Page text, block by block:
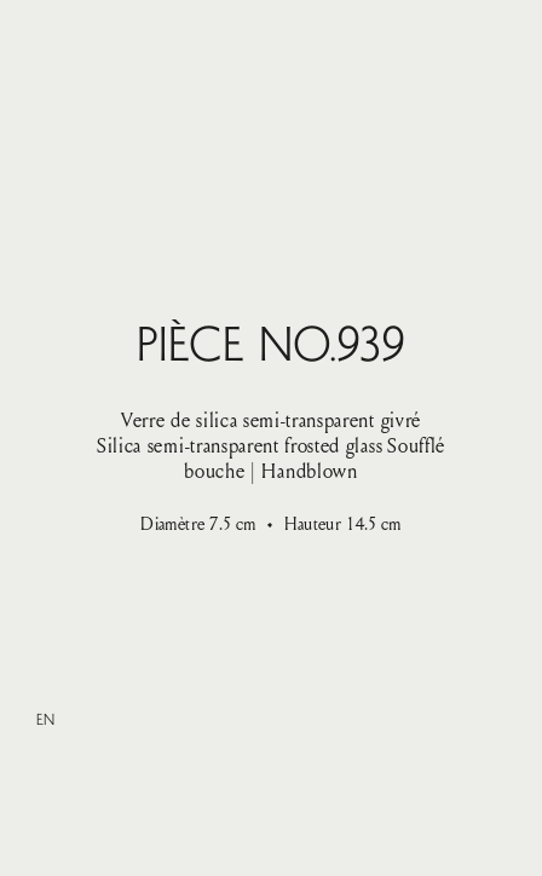
Pièce No.939
Verre de silica semi-transparent givré
Silica semi-transparent frosted glass Soufflé
bouche | Handblown
Diamètre 7.5 cm Hauteur 14.5 cm
EN